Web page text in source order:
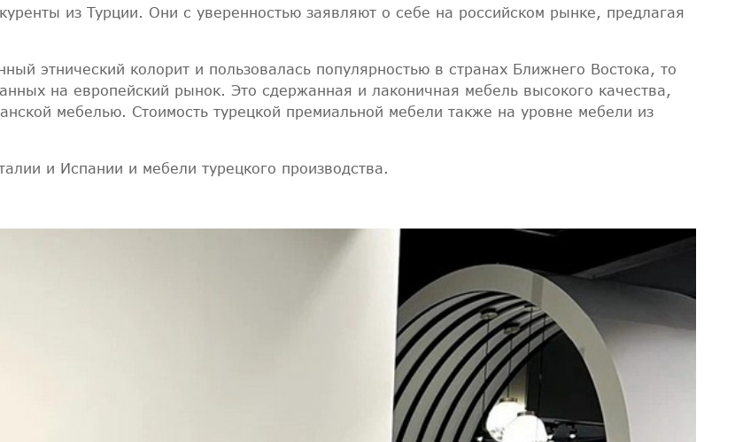
из Турции. Они с уверенностью заявляют о себе на российском рынке, предлагая
этнический колорит и пользовалась популярностью в странах Ближнего Востока, то
на европейский рынок. Это сдержанная и лаконичная мебель высокого качества,
мебелью. Стоимость турецкой премиальной мебели также на уровне мебели из
и Испании и мебели турецкого производства.